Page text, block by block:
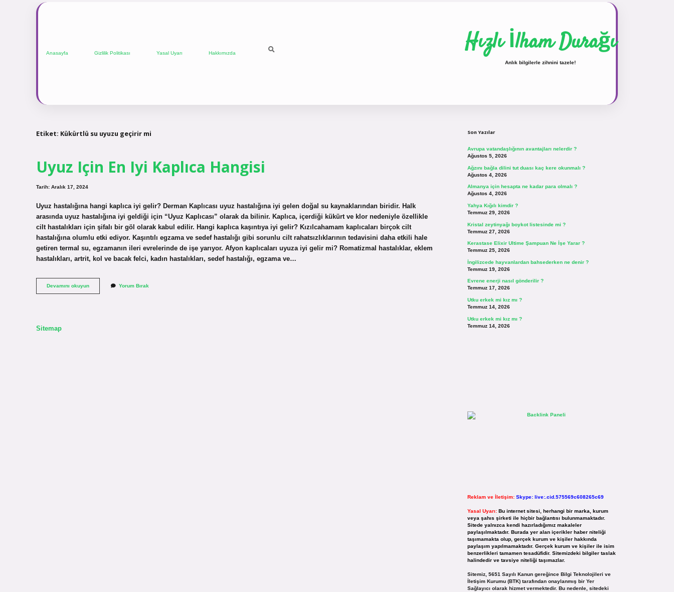
Anasayfa Gizlilik Politikası Yasal Uyarı Hakkımızda Hızlı İlham Durağı
Anlık bilgilerle zihnini tazele!
Etiket: Kükürtlü su uyuzu geçirir mi
Uyuz Için En Iyi Kaplıca Hangisi
Tarih: Aralık 17, 2024
Uyuz hastalığına hangi kaplıca iyi gelir? Derman Kaplıcası uyuz hastalığına iyi gelen doğal su kaynaklarından biridir. Halk
arasında uyuz hastalığına iyi geldiği için “Uyuz Kaplıcası” olarak da bilinir. Kaplıca, içerdiği kükürt ve klor nedeniyle özellikle
cilt hastalıkları için şifalı bir göl olarak kabul edilir. Hangi kaplıca kaşıntıya iyi gelir? Kızılcahamam kaplıcaları birçok cilt
hastalığına olumlu etki ediyor. Kaşıntılı egzama ve sedef hastalığı gibi sorunlu cilt rahatsızlıklarının tedavisini daha etkili hale
getiren termal su, egzamanın ileri evrelerinde de işe yarıyor. Afyon kaplıcaları uyuza iyi gelir mi? Romatizmal hastalıklar, eklem
hastalıkları, artrit, kol ve bacak felci, kadın hastalıkları, sedef hastalığı, egzama ve…
Devamını okuyunUyuz
Için
Yorum Bırak
Sitemap
Son Yazılar
Avrupa vatandaşlığının avantajları nelerdir ?
Ağustos 5, 2026
Ağzını bağla dilini tut duası kaç kere okunmalı ?
Ağustos 4, 2026
Almanya için hesapta ne kadar para olmalı ?
Ağustos 4, 2026
Yahya Kığılı kimdir ?
Temmuz 29, 2026
Kristal zeytinyağı boykot listesinde mi ?
Temmuz 27, 2026
Kerastase Elixir Ultime Şampuan Ne İşe Yarar ?
Temmuz 25, 2026
İngilizcede hayvanlardan bahsederken ne denir ?
Temmuz 19, 2026
Evrene enerji nasıl gönderilir ?
Temmuz 17, 2026
Utku erkek mi kız mı ?
Temmuz 14, 2026
Utku erkek mi kız mı ?
Temmuz 14, 2026
Reklam ve İletişim: Skype: live:.cid.575569c608265c69
Yasal Uyarı: Bu internet sitesi, herhangi bir marka, kurum
veya şahıs şirketi ile hiçbir bağlantısı bulunmamaktadır.
Sitede yalnızca kendi hazırladığımız makaleler
paylaşılmaktadır. Burada yer alan içerikler haber niteliği
taşımamakta olup, gerçek kurum ve kişiler hakkında
paylaşım yapılmamaktadır. Gerçek kurum ve kişiler ile isim
benzerlikleri tamamen tesadüfidir. Sitemizdeki bilgiler taslak
halindedir ve tavsiye niteliği taşımazlar.
Sitemiz, 5651 Sayılı Kanun gereğince Bilgi Teknolojileri ve
İletişim Kurumu (BTK) tarafından onaylanmış bir Yer
Sağlayıcı olarak hizmet vermektedir. Bu nedenle, sitedeki